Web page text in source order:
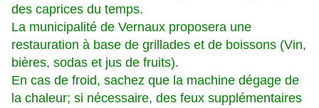
des caprices du temps.
La municipalité de Vernaux proposera une
restauration à base de grillades et de boissons (Vin,
bières, sodas et jus de fruits).
En cas de froid, sachez que la machine dégage de
la chaleur; si nécessaire, des feux supplémentaires